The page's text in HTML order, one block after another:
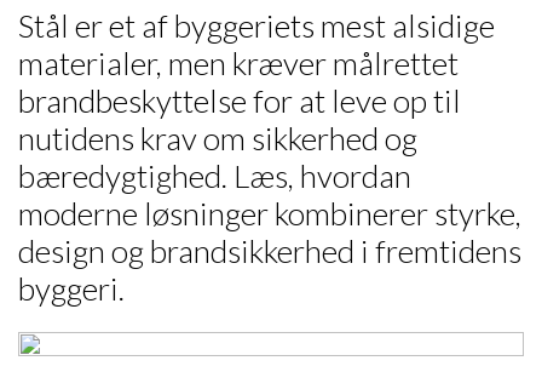
Stål er et af byggeriets mest alsidige
materialer, men kræver målrettet
brandbeskyttelse for at leve op til
nutidens krav om sikkerhed og
bæredygtighed. Læs, hvordan
moderne løsninger kombinerer styrke,
design og brandsikkerhed i fremtidens
byggeri.